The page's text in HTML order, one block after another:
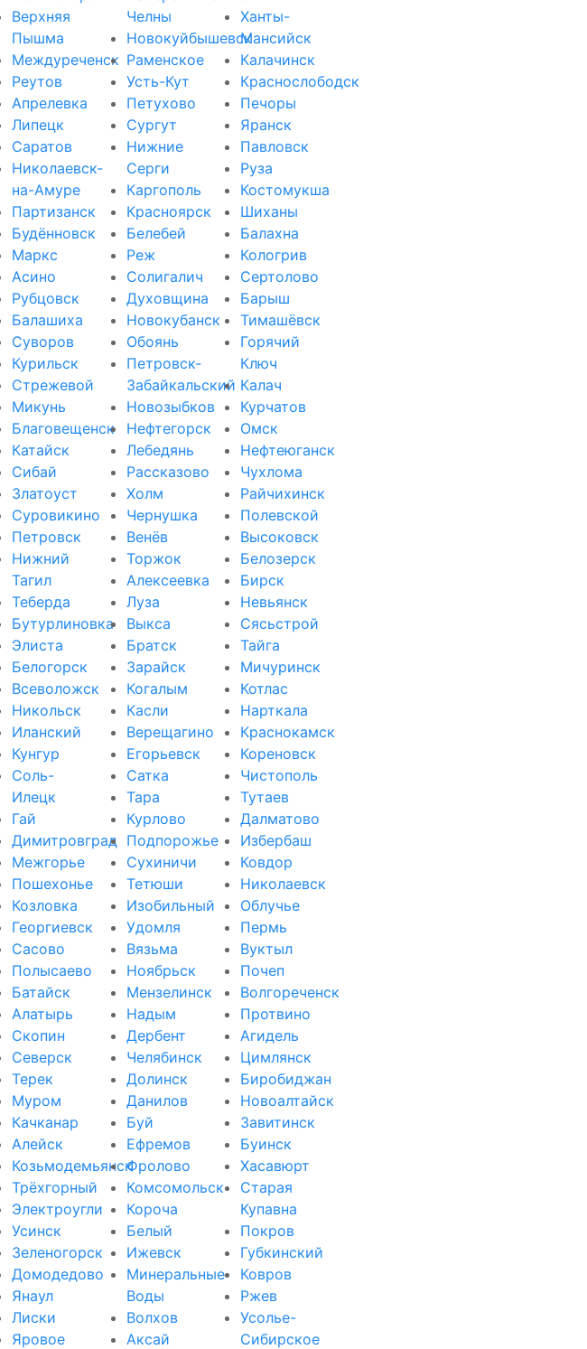
Верхняя
Пышма
Междуреченск
Реутов
Апрелевка
Липецк
Саратов
Николаевск-
на-Амуре
Партизанск
Будённовск
Маркс
Асино
Рубцовск
Балашиха
Суворов
Курильск
Стрежевой
Микунь
Благовещенск
Катайск
Сибай
Златоуст
Суровикино
Петровск
Нижний
Тагил
Теберда
Бутурлиновка
Элиста
Белогорск
Всеволожск
Никольск
Иланский
Кунгур
Соль-
Илецк
Гай
Димитровград
Межгорье
Пошехонье
Козловка
Георгиевск
Сасово
Полысаево
Батайск
Алатырь
Скопин
Северск
Терек
Муром
Качканар
Алейск
Козьмодемьянск
Трёхгорный
Электроугли
Усинск
Зеленогорск
Домодедово
Янаул
Лиски
Яровое
Челны
Новокуйбышевск
Раменское
Усть-Кут
Петухово
Сургут
Нижние
Серги
Каргополь
Красноярск
Белебей
Реж
Солигалич
Духовщина
Новокубанск
Обоянь
Петровск-
Забайкальский
Новозыбков
Нефтегорск
Лебедянь
Рассказово
Холм
Чернушка
Венёв
Торжок
Алексеевка
Луза
Выкса
Братск
Зарайск
Когалым
Касли
Верещагино
Егорьевск
Сатка
Тара
Курлово
Подпорожье
Сухиничи
Тетюши
Изобильный
Удомля
Вязьма
Ноябрьск
Мензелинск
Надым
Дербент
Челябинск
Долинск
Данилов
Буй
Ефремов
Фролово
Комсомольск
Короча
Белый
Ижевск
Минеральные
Воды
Волхов
Аксай
Ханты-
Мансийск
Калачинск
Краснослободск
Печоры
Яранск
Павловск
Руза
Костомукша
Шиханы
Балахна
Кологрив
Сертолово
Барыш
Тимашёвск
Горячий
Ключ
Калач
Курчатов
Омск
Нефтеюганск
Чухлома
Райчихинск
Полевской
Высоковск
Белозерск
Бирск
Невьянск
Сясьстрой
Тайга
Мичуринск
Котлас
Нарткала
Краснокамск
Кореновск
Чистополь
Тутаев
Далматово
Избербаш
Ковдор
Николаевск
Облучье
Пермь
Вуктыл
Почеп
Волгореченск
Протвино
Агидель
Цимлянск
Биробиджан
Новоалтайск
Завитинск
Буинск
Хасавюрт
Старая
Купавна
Покров
Губкинский
Ковров
Ржев
Усолье-
Сибирское